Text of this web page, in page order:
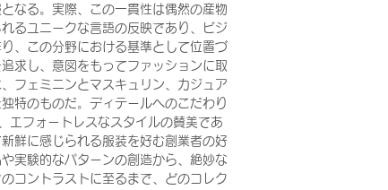
なる。実際、この一貫性は偶然の産物
るユニークな言語の反映であり、ビジ
、この分野における基準として位置づ
求し、意図をもってファッションに取
フェミニンとマスキュリン、カジュア
特のものだ。ディテールへのこだわり
フォートレスなスタイルの賛美であ
鮮に感じられる服装を好む創業者の好
実験的なパターンの創造から、絶妙な
コントラストに至るまで、どのコレク